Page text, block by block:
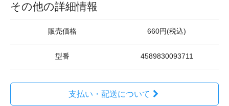
その他の詳細情報
販売価格 660円(税込)
型番 4589830093711
支払い・配送について